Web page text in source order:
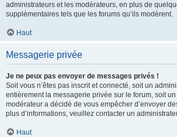
administrateurs et les modérateurs, en plus de
supplémentaires tels que les forums qu’ils modèrent.
Haut
Messagerie privée
Je ne peux pas envoyer de messages privés !
Soit vous n’êtes pas inscrit et connecté, soit un
entièrement la messagerie privée sur le forum, soit
modérateur a décidé de vous empêcher d’envoyer
plus d’informations, veuillez contacter un
Haut